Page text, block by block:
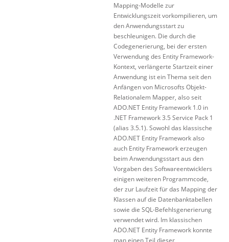
Mapping-Modelle zur
Entwicklungszeit vorkompilieren, um
den Anwendungsstart zu
beschleunigen. Die durch die
Codegenerierung, bei der ersten
Verwendung des Entity Framework-
Kontext, verlängerte Startzeit einer
Anwendung ist ein Thema seit den
Anfängen von Microsofts Objekt-
Relationalem Mapper, also seit
ADO.NET Entity Framework 1.0 in
.NET Framework 3.5 Service Pack 1
(alias 3.5.1). Sowohl das klassische
ADO.NET Entity Framework also
auch Entity Framework erzeugen
beim Anwendungsstart aus den
Vorgaben des Softwareentwicklers
einigen weiteren Programmcode,
der zur Laufzeit für das Mapping der
Klassen auf die Datenbanktabellen
sowie die SQL-Befehlsgenerierung
verwendet wird. Im klassischen
ADO.NET Entity Framework konnte
man einen Teil dieser